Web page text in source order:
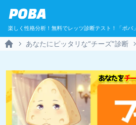
POBA
楽しく性格分析！無料でレッツ診断テスト！「ポバ」
あなたにピッタリな“チーズ”診断